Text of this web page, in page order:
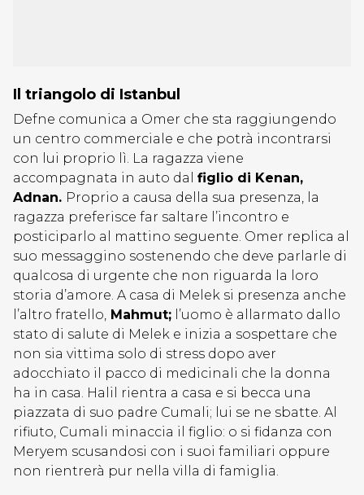
Il triangolo di Istanbul
Defne comunica a Omer che sta raggiungendo
un centro commerciale e che potrà incontrarsi
con lui proprio lì. La ragazza viene
accompagnata in auto dal figlio di Kenan,
Adnan. Proprio a causa della sua presenza, la
ragazza preferisce far saltare l’incontro e
posticiparlo al mattino seguente. Omer replica al
suo messaggino sostenendo che deve parlarle di
qualcosa di urgente che non riguarda la loro
storia d’amore. A casa di Melek si presenza anche
l’altro fratello, Mahmut; l’uomo è allarmato dallo
stato di salute di Melek e inizia a sospettare che
non sia vittima solo di stress dopo aver
adocchiato il pacco di medicinali che la donna
ha in casa. Halil rientra a casa e si becca una
piazzata di suo padre Cumali; lui se ne sbatte. Al
rifiuto, Cumali minaccia il figlio: o si fidanza con
Meryem scusandosi con i suoi familiari oppure
non rientrerà pur nella villa di famiglia.